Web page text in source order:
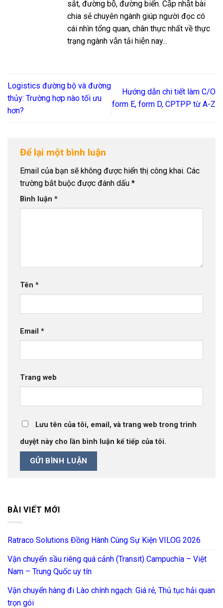
sắt, đường bộ, đường biển. Cập nhật bài
chia sẻ chuyên ngành giúp người đọc có
cái nhìn tổng quan, chân thực nhất về thực
trạng ngành vận tải hiện nay...
Logistics đường bộ và đường
thủy: Trường hợp nào tối ưu
hơn?
Hướng dẫn chi tiết làm C/O
form E, form D, CPTPP từ A-Z
Để lại một bình luận
Email của bạn sẽ không được hiển thị công khai. Các
trường bắt buộc được đánh dấu *
Bình luận *
Tên *
Email *
Trang web
Lưu tên của tôi, email, và trang web trong trình
duyệt này cho lần bình luận kế tiếp của tôi.
BÀI VIẾT MỚI
Ratraco Solutions Đồng Hành Cùng Sự Kiện VILOG 2026
Vận chuyển sầu riêng quá cảnh (Transit) Campuchia – Việt
Nam – Trung Quốc uy tín
Vận chuyển hàng đi Lào chính ngạch: Giá rẻ, Thủ tục hải quan
trọn gói